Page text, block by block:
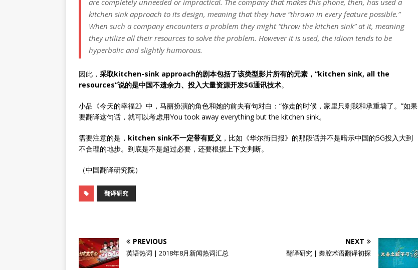
are completely unneeded or impractical. The company that makes this phone, then, has used a
kitchen sink approach to its design, meaning that they have “thrown in every feature possible.”
When such a company encounters a problem they might “throw the kitchen sink” at it, meaning
they utilize all their resources to solve the problem. However it is used, the idiom tends to be
hyperbolic and slightly humorous.
因此， 采取kitchen-sink approach的剧本包括了该类型影片所有的元素，“kitchen sink, all the
resources”说的是中国不遗余力、投入大量资源开发5G通讯技术。
小品《今天的幸福2》中，马丽扮演的角色和她的前夫有句对白：“你走的时候，家里只剩我和承重墙了。”如果
要翻译这句话，就可以考虑用You took away everything but the kitchen sink。
需要注意的是， kitchen sink不一定带有贬义 ，比如《华尔街日报》的那段话并不是暗示中国的5G投入大到
不合理的地步。到底是不是超过必要，还要根据上下文判断。
（中国翻译研究院）
翻译研究
PREVIOUS
英语热词 | 2018年8月新闻热词汇总
NEXT
翻译研究 | 秦腔术语翻译初探